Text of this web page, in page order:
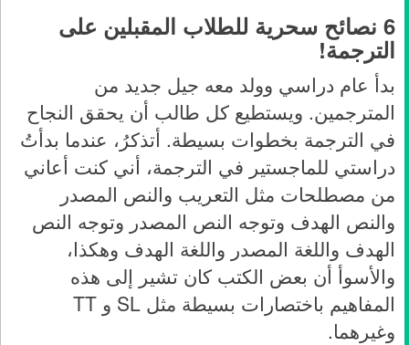
6 نصائح سحرية للطلاب المقبلين على
الترجمة!
بدأ عام دراسي وولد معه جيل جديد من
المترجمين. ويستطيع كل طالب أن يحقق النجاح
في الترجمة بخطوات بسيطة. أتذكرُ، عندما بدأتُ
دراستي للماجستير في الترجمة، أني كنت أعاني
من مصطلحات مثل التعريب والنص المصدر
والنص الهدف وتوجه النص المصدر وتوجه النص
الهدف واللغة المصدر واللغة الهدف وهكذا،
والأسوأ أن بعض الكتب كان تشير إلى هذه
المفاهيم باختصارات بسيطة مثل SL و TT
وغيرهما.